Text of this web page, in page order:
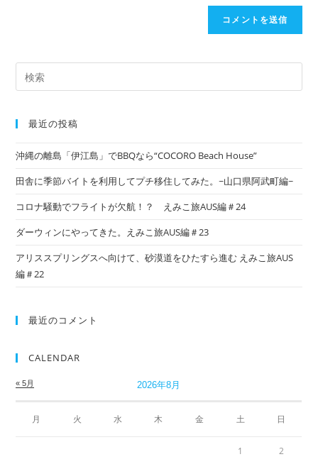
最近の投稿
沖縄の離島「伊江島」でBBQなら“COCORO Beach House”
田舎に季節バイトを利用してプチ移住してみた。~山口県阿武町編~
コロナ騒動でフライトが欠航！？ えみこ旅AUS編＃24
ダーウィンにやってきた。えみこ旅AUS編＃23
アリススプリングスへ向けて、砂漠道をひたすら進む えみこ旅AUS
編＃22
最近のコメント
CALENDAR
2026年8月
月 火 水 木 金 土 日
« 5月
1 2